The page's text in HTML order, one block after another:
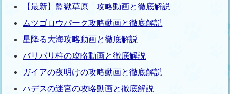
【最新】監獄草原 攻略動画と徹底解説
ムツゴロウパーク攻略動画と徹底解説
星降る大海攻略動画と徹底解説
バリバリ柱の攻略動画と徹底解説
ガイアの夜明けの攻略動画と徹底解説
ハデスの迷宮の攻略動画と徹底解説